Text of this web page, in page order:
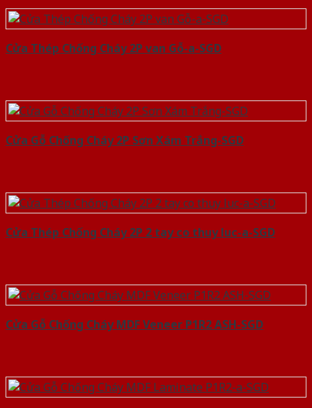
Cửa Thép Chống Cháy 2P van Gỗ-a-SGD
Cửa Gỗ Chống Cháy 2P Sơn Xám Trắng-SGD
Cửa Thép Chống Cháy 2P 2 tay co thuy luc-a-SGD
Cửa Gỗ Chống Cháy MDF Veneer P1R2 ASH-SGD